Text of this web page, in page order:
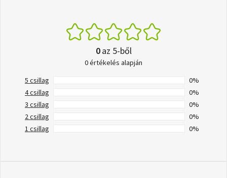
0az 5-ből
0 értékelés alapján
5 csillag
0%
4 csillag
0%
3 csillag
0%
2 csillag
0%
1 csillag
0%